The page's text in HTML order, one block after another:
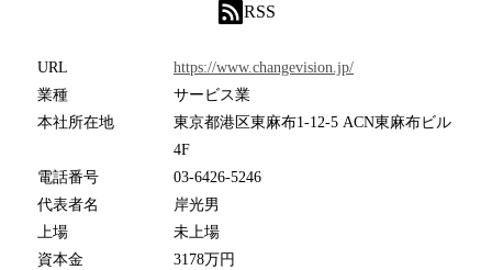
RSS
URL
https://www.changevision.jp/
業種
サービス業
本社所在地
東京都港区東麻布1-12-5 ACN東麻布ビル
4F
電話番号
03-6426-5246
代表者名
岸光男
上場
未上場
資本金
3178万円